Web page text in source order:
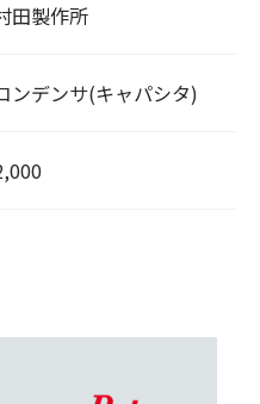
田製作所
ンデンサ(キャパシタ)